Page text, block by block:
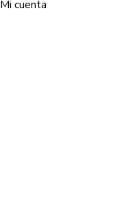
Mi cuenta